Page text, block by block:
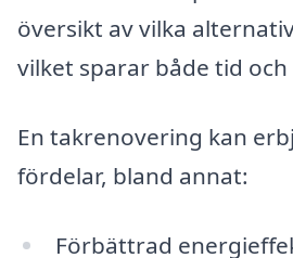
översikt av vilka
vilket sparar både tid och
En takrenovering kan
fördelar, bland annat:
Förbättrad